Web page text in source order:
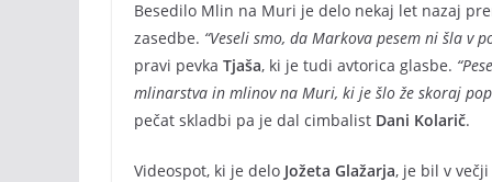
Besedilo Mlin na Muri je delo nekaj let nazaj
zasedbe. “Veseli smo, da Markova pesem ni šla v
pravi pevka Tjaša, ki je tudi avtorica glasbe.
mlinarstva in mlinov na Muri, ki je šlo že skoraj
pečat skladbi pa je dal cimbalist Dani Kolarič.
Videospot, ki je delo Jožeta Glažarja, je bil v